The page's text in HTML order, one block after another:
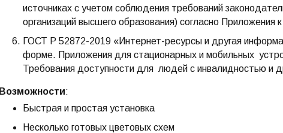
источниках с учетом соблюдения требований
организаций высшего образования) согласно
ГОСТ Р 52872-2019 «Интернет-ресурсы и другая
форме. Приложения для стационарных и мобильных
Требования доступности для людей с инвалидностью и
Возможности:
Быстрая и простая установка
Несколько готовых цветовых схем